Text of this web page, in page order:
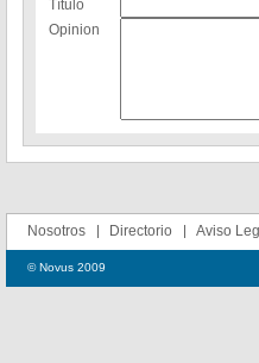
Título
Opinion
Nosotros Directorio Aviso
© Novus 2009